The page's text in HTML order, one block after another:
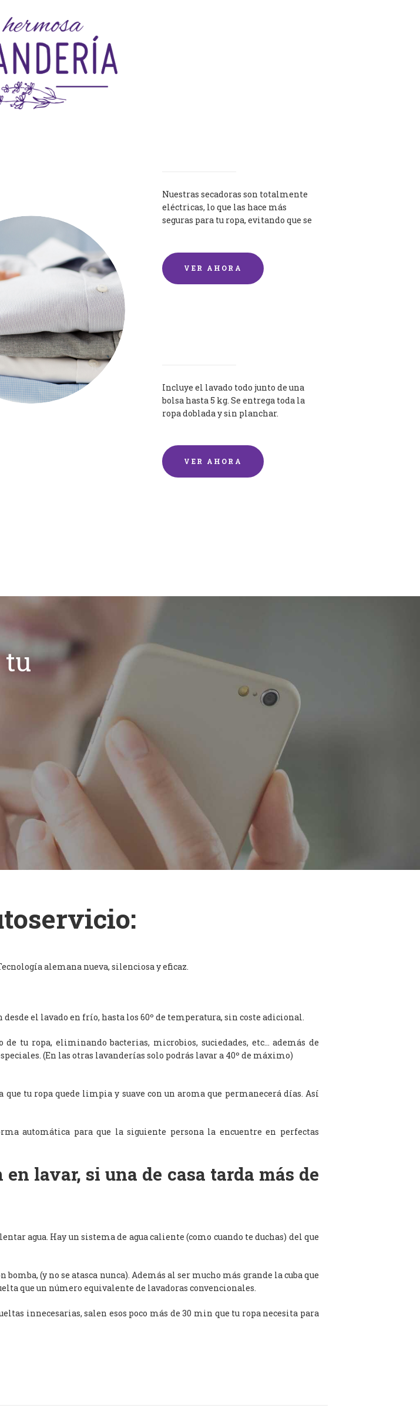
Nuestras secadoras son totalmente
eléctricas, lo que las hace más
seguras para tu ropa, evitando que se
VER AHORA
Incluye el lavado todo junto de una
bolsa hasta 5 kg. Se entrega toda la
ropa doblada y sin planchar.
VER AHORA
tu
alemana nueva, silenciosa y eficaz.
el lavado en frío, hasta los 60º de temperatura, sin coste adicional.
tu ropa, eliminando bacterias, microbios, suciedades, etc… además de
(En las otras lavanderías solo podrás lavar a 40º de máximo)
tu ropa quede limpia y suave con un aroma que permanecerá días. Así
automática para que la siguiente persona la encuentre en perfectas
lavar, si una de casa tarda más de
agua. Hay un sistema de agua caliente (como cuando te duchas) del que
(y no se atasca nunca). Además al ser mucho más grande la cuba que
que un número equivalente de lavadoras convencionales.
innecesarias, salen esos poco más de 30 min que tu ropa necesita para